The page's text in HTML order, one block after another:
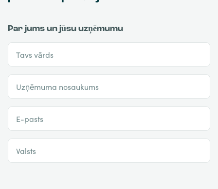
Par jums un jūsu uzņēmumu
Tavs vārds
Uzņēmuma nosaukums
E-pasts
Valsts